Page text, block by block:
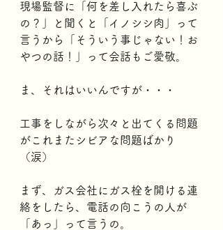
現場監督に「何を差し入れたら喜ぶ
の？」と聞くと「イノシシ肉」って
言うから「そういう事じゃない！お
やつの話！」って会話もご愛敬。
ま、それはいいんですが・・・
工事をしながら次々と出てくる問題
がこれまたシビアな問題ばかり
（涙）
まず、ガス会社にガス栓を開ける連
絡をしたら、電話の向こうの人が
「あっ」って言うの。